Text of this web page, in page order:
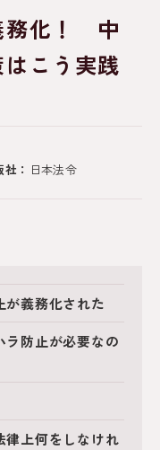
務化！ 中
こう実践
： 日本法令
義務化された
防止が必要なの
上何をしなけれ